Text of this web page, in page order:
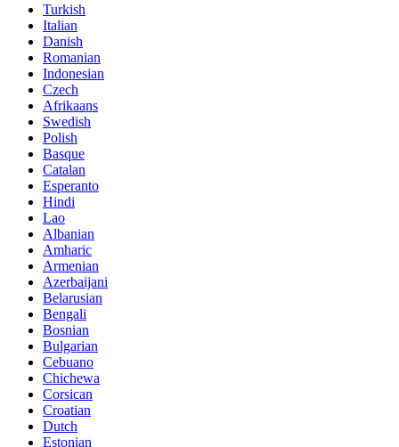
Turkish
Italian
Danish
Romanian
Indonesian
Czech
Afrikaans
Swedish
Polish
Basque
Catalan
Esperanto
Hindi
Lao
Albanian
Amharic
Armenian
Azerbaijani
Belarusian
Bengali
Bosnian
Bulgarian
Cebuano
Chichewa
Corsican
Croatian
Dutch
Estonian